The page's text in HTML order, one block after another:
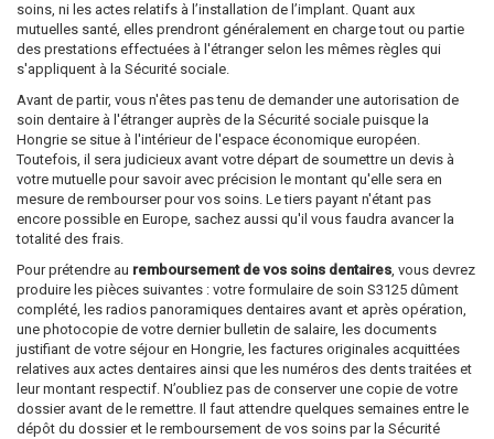
soins, ni les actes relatifs à l’installation de l’implant. Quant aux
mutuelles santé, elles prendront généralement en charge tout ou partie
des prestations effectuées à l'étranger selon les mêmes règles qui
s'appliquent à la Sécurité sociale.
Avant de partir, vous n'êtes pas tenu de demander une autorisation de
soin dentaire à l'étranger auprès de la Sécurité sociale puisque la
Hongrie se situe à l'intérieur de l'espace économique européen.
Toutefois, il sera judicieux avant votre départ de soumettre un devis à
votre mutuelle pour savoir avec précision le montant qu'elle sera en
mesure de rembourser pour vos soins. Le tiers payant n'étant pas
encore possible en Europe, sachez aussi qu'il vous faudra avancer la
totalité des frais.
Pour prétendre au remboursement de vos soins dentaires, vous devrez
produire les pièces suivantes : votre formulaire de soin S3125 dûment
complété, les radios panoramiques dentaires avant et après opération,
une photocopie de votre dernier bulletin de salaire, les documents
justifiant de votre séjour en Hongrie, les factures originales acquittées
relatives aux actes dentaires ainsi que les numéros des dents traitées et
leur montant respectif. N’oubliez pas de conserver une copie de votre
dossier avant de le remettre. Il faut attendre quelques semaines entre le
dépôt du dossier et le remboursement de vos soins par la Sécurité